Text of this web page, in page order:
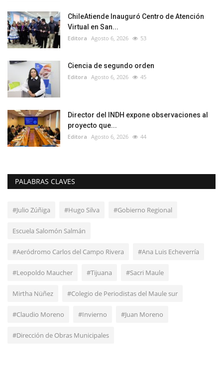
ChileAtiende Inauguró Centro de Atención
Virtual en San...
Editora Agosto 6, 2026 53
Ciencia de segundo orden
Editora Agosto 6, 2026 45
Director del INDH expone observaciones al
proyecto que...
Editora Agosto 6, 2026 44
PALABRAS CLAVES
#Julio Zúñiga #Hugo Silva #Gobierno Regional
Escuela Salomón Salmán
#Aeródromo Carlos del Campo Rivera #Ana Luis Echeverría
#Leopoldo Maucher #Tijuana #Sacri Maule
Mirtha Nüñez #Colegio de Periodistas del Maule sur
#Claudio Moreno #Invierno #Juan Moreno
#Dirección de Obras Municipales